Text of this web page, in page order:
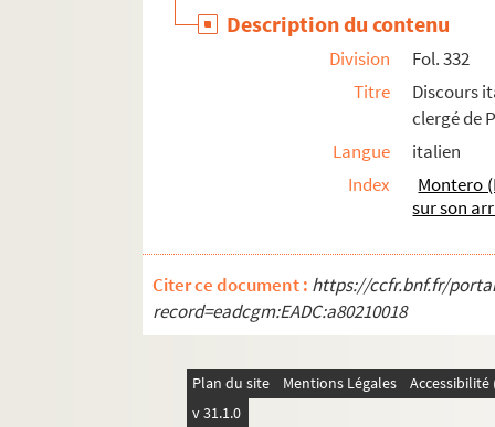
11. Relation de la prise de Tournai par le
12. Traduction française d'un bref
15. Lettre de Philippe d'Espagne
17. Éloge, en langue latine, de
25. Confédération de l'Espagne avec les
26. Discours d'État exposant la nécessité
41. Testament de l'archiduc Albert,
56. Lettre de Henry de Vicq, ambassadeur
60. Testament du roi d'Espagne Philippe III
72. Lettre de l'empereur Ferdinand II sur
Description du contenu
Division
Fol. 332
Titre
Discours
clergé de
Langue
italien
Index
Montero
sur son
Citer ce document : https://ccfr.bnf.fr/
record=eadcgm:EADC:a80210018
Plan du site Mentions Légales
v 31.1.0